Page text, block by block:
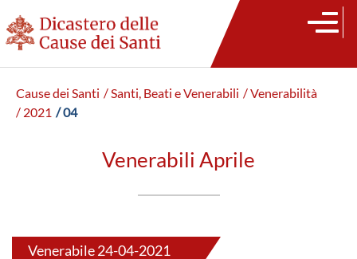
Cause dei Santi / Santi, Beati e Venerabili / Venerabilità
/ 2021 / 04
Venerabili Aprile
Venerabile 24-04-2021